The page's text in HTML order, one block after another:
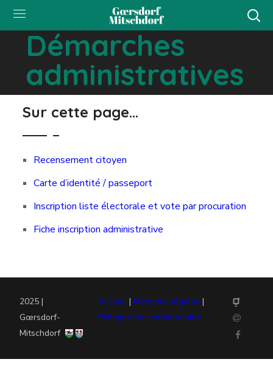
Démarches
administratives
Sur cette page...
Recensement citoyen
Carte d’identité / passeport
Inscription liste électorale et vote par procuration
Fiche inscription administrative
2025 |
Gœrsdorf-
Mitschdorf
Accueil |Mentions légales |
Politique de confidentialité